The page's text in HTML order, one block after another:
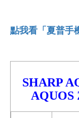
點我看「夏普手
SHARP
AQUOS